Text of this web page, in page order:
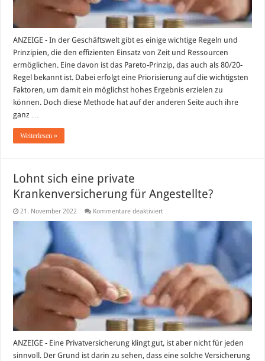
ANZEIGE - In der Geschäftswelt gibt es einige wichtige Regeln und
Prinzipien, die den effizienten Einsatz von Zeit und Ressourcen
ermöglichen. Eine davon ist das Pareto-Prinzip, das auch als 80/20-
Regel bekannt ist. Dabei erfolgt eine Priorisierung auf die wichtigsten
Faktoren, um damit ein möglichst hohes Ergebnis erzielen zu
können. Doch diese Methode hat auf der anderen Seite auch ihre
ganz …
Weiterlesen »
Lohnt sich eine private
Krankenversicherung für Angestellte?
21. November 2022 Kommentare deaktiviertfür
Krankenversicherung
Angestellte?
ANZEIGE - Eine Privatversicherung klingt gut, ist aber nicht für jeden
sinnvoll. Der Grund ist darin zu sehen, dass eine solche Versicherung